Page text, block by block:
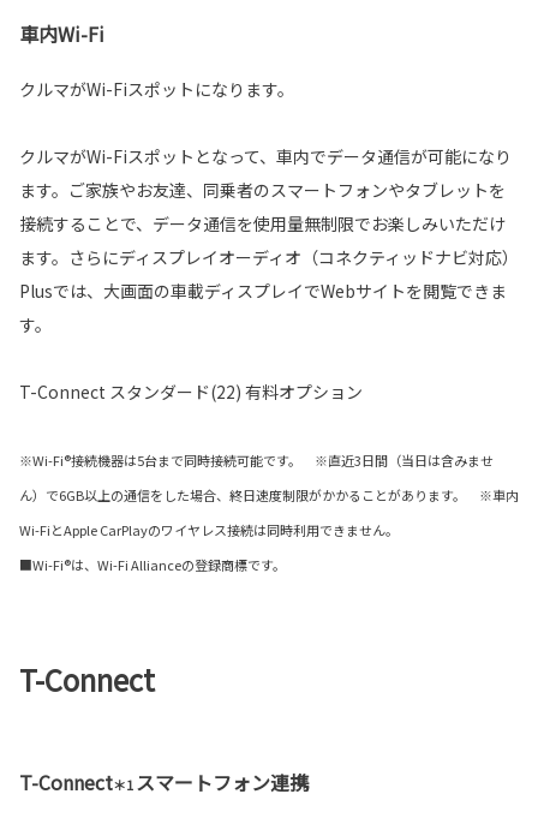
車内Wi-Fi
クルマがWi-Fiスポットになります。
クルマがWi-Fiスポットとなって、車内でデータ通信が可能になり
ます。ご家族やお友達、同乗者のスマートフォンやタブレットを
接続することで、データ通信を使用量無制限でお楽しみいただけ
ます。さらにディスプレイオーディオ（コネクティッドナビ対応）
Plusでは、大画面の車載ディスプレイでWebサイトを閲覧できま
す。
T-Connect スタンダード(22) 有料オプション
※Wi-Fi®接続機器は5台まで同時接続可能です。 ※直近3日間（当日は含みませ
ん）で6GB以上の通信をした場合、終日速度制限がかかることがあります。 ※車内
Wi-FiとApple CarPlayのワイヤレス接続は同時利用できません。
■Wi-Fi®は、Wi-Fi Allianceの登録商標です。
T-Connect
T-Connect＊1スマートフォン連携